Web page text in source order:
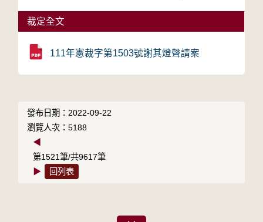
裁定全文
111年憲裁字第1503號謝其燈聲請案
發布日期：2022-09-22
瀏覽人次：5188
◀
第1521筆/共9617筆
▶
回列表